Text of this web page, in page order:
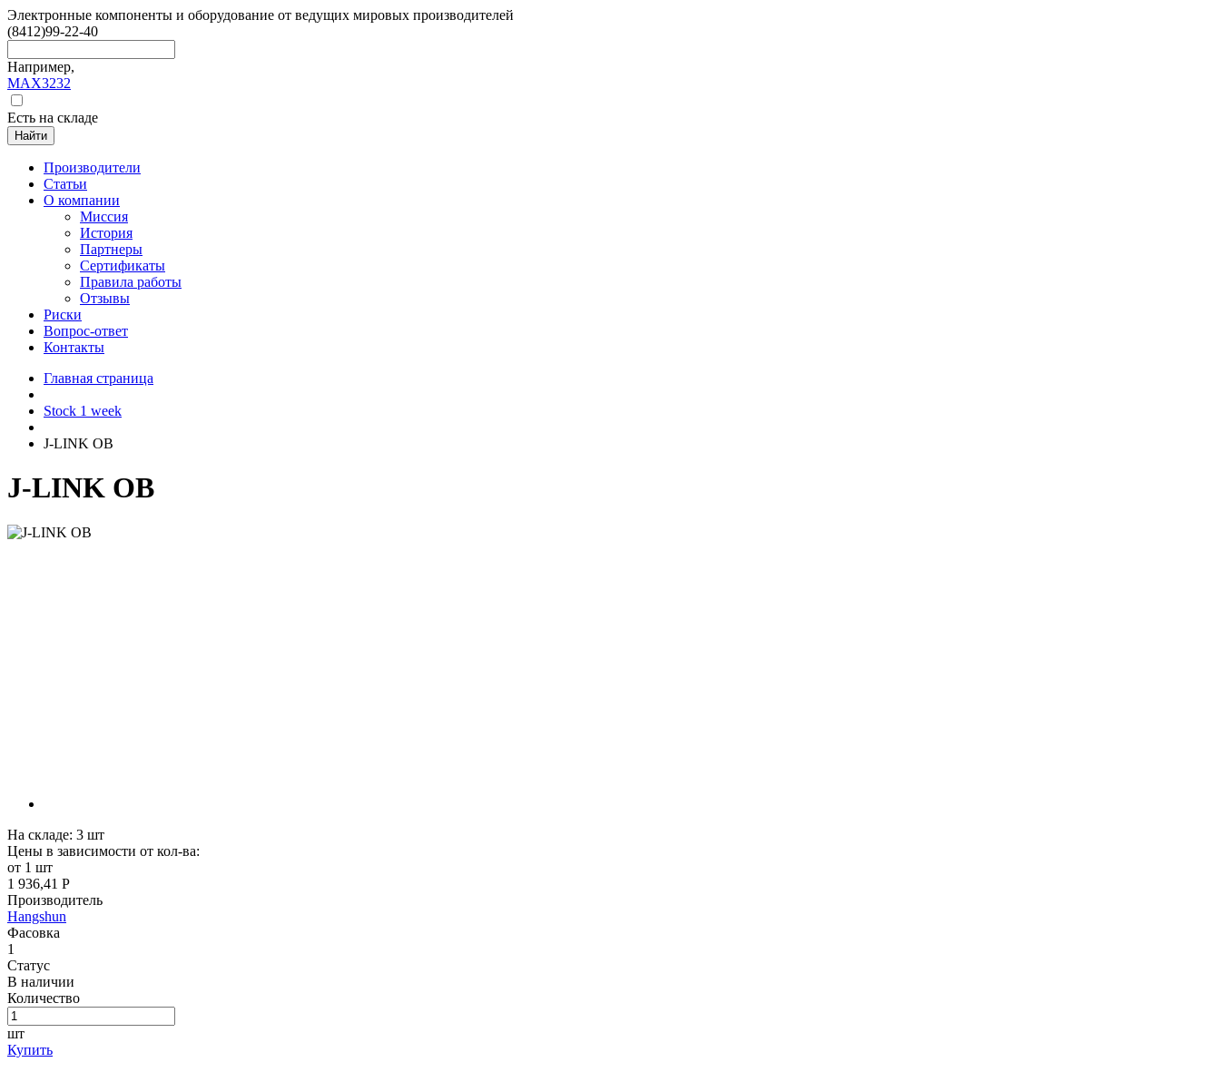
Электронные компоненты и оборудование от ведущих мировых производителей
(8412)99-22-40
Например,
MAX3232
Есть на складе
Найти
Производители
Статьи
О компании
Миссия
История
Партнеры
Сертификаты
Правила работы
Отзывы
Риски
Вопрос-ответ
Контакты
Главная страница
Stock 1 week
J-LINK OB
J-LINK OB
На складе: 3 шт
Цены в зависимости от кол-ва:
от 1 шт
1 936,41 Р
Производитель
Hangshun
Фасовка
1
Статус
В наличии
Количество
шт
Купить